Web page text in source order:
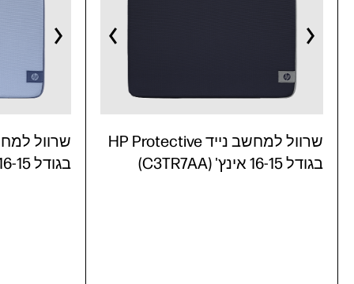
בגודל 16-15 אינץ' (C3TR6AA)
שרוול למחשב נייד HP Protective
בגודל 16-15 אינץ' (C3TR7AA)